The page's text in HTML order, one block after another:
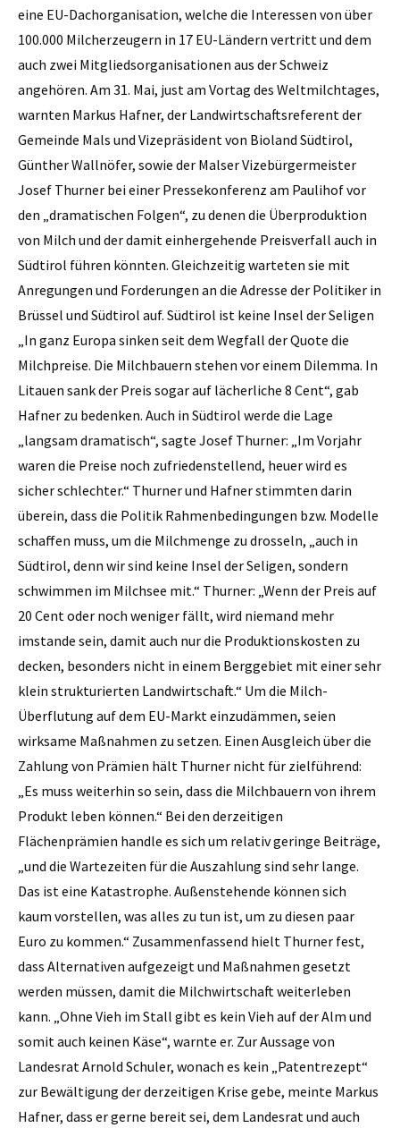
eine EU-Dachorganisation, welche die Interessen von über
100.000 Milcherzeugern in 17 EU-Ländern vertritt und dem
auch zwei Mitgliedsorganisationen aus der Schweiz
angehören. Am 31. Mai, just am Vortag des Weltmilchtages,
warnten Markus Hafner, der Landwirtschaftsreferent der
Gemeinde Mals und Vizepräsident von Bioland Südtirol,
Günther Wallnöfer, sowie der Malser Vizebürgermeister
Josef Thurner bei einer Pressekonferenz am Paulihof vor
den „dramatischen Folgen“, zu denen die Überproduktion
von Milch und der damit einhergehende Preisverfall auch in
Südtirol führen könnten. Gleichzeitig warteten sie mit
Anregungen und Forderungen an die Adresse der Politiker in
Brüssel und Südtirol auf. Südtirol ist keine Insel der Seligen
„In ganz Europa sinken seit dem Wegfall der Quote die
Milch­preise. Die Milchbauern stehen vor einem Dilemma. In
Litauen sank der Preis sogar auf lächerliche 8 Cent“, gab
Hafner zu bedenken. Auch in Südtirol werde die Lage
„langsam dramatisch“, sagte Josef Thurner: „Im Vorjahr
waren die Preise noch zufriedenstellend, heuer wird es
sicher schlechter.“ Thurner und ­Hafner stimmten darin
überein, dass die Politik Rahmenbedingungen bzw. Modelle
schaffen muss, um die Milchmenge zu drosseln, „auch in
Südtirol, denn wir sind keine Insel der Seligen, sondern
schwimmen im Milchsee mit.“ Thurner: „Wenn der Preis auf
20 Cent oder noch weniger fällt, wird niemand mehr
imstande sein, damit auch nur die Produktionskosten zu
decken, besonders nicht in einem Berggebiet mit einer sehr
klein strukturierten Landwirtschaft.“ Um die Milch-
Überflutung auf dem EU-Markt einzudämmen, seien
wirksame Maßnahmen zu setzen. Einen Ausgleich über die
Zahlung von Prämien hält Thurner nicht für zielführend:
„Es muss weiterhin so sein, dass die Milchbauern von ihrem
Produkt leben können.“ Bei den derzeitigen
Flächenprämien handle es sich um relativ geringe Beiträge,
„und die Wartezeiten für die Auszahlung sind sehr lange.
Das ist eine Katastrophe. Außenstehende können sich
kaum vorstellen, was alles zu tun ist, um zu diesen paar
Euro zu kommen.“ Zusammen­fassend hielt Thurner fest,
dass Alternativen aufgezeigt und Maßnahmen gesetzt
werden müssen, damit die Milchwirtschaft weiterleben
kann. „Ohne Vieh im Stall gibt es kein Vieh auf der Alm und
somit auch keinen Käse“, warnte er. Zur Aussage von
Landesrat Arnold Schuler, wonach es kein „Patentrezept“
zur Bewältigung der derzeitigen Krise gebe, meinte Markus
Hafner, dass er gerne bereit sei, dem Landesrat und auch